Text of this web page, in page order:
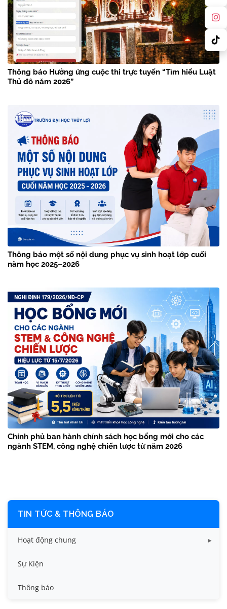
Thông báo Hưởng ứng cuộc thi trực tuyến “Tìm hiểu Luật
Thủ đô năm 2026”
Thông báo một số nội dung phục vụ sinh hoạt lớp cuối
năm học 2025–2026
Chính phủ ban hành chính sách học bổng mới cho các
ngành STEM, công nghệ chiến lược từ năm 2026
TIN TỨC & THÔNG BÁO
Hoạt động chung
Tin công tác sinh viên
Tin đào tạo
Sự Kiện
Thông báo